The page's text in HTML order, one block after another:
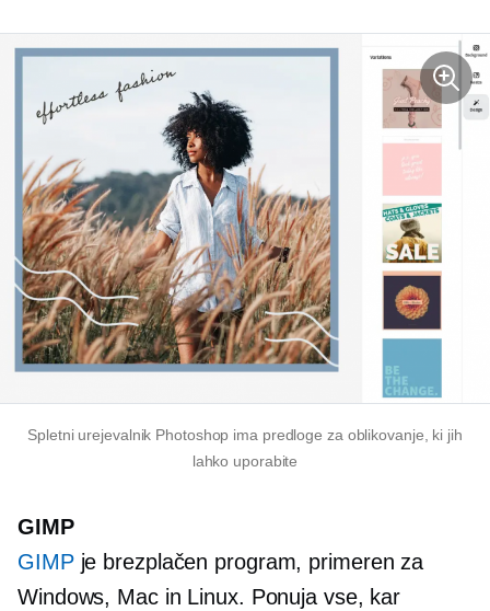
Spletni urejevalnik Photoshop ima predloge za oblikovanje, ki jih
lahko uporabite
GIMP
GIMPje brezplačen program, primeren za
Windows, Mac in Linux. Ponuja vse, kar